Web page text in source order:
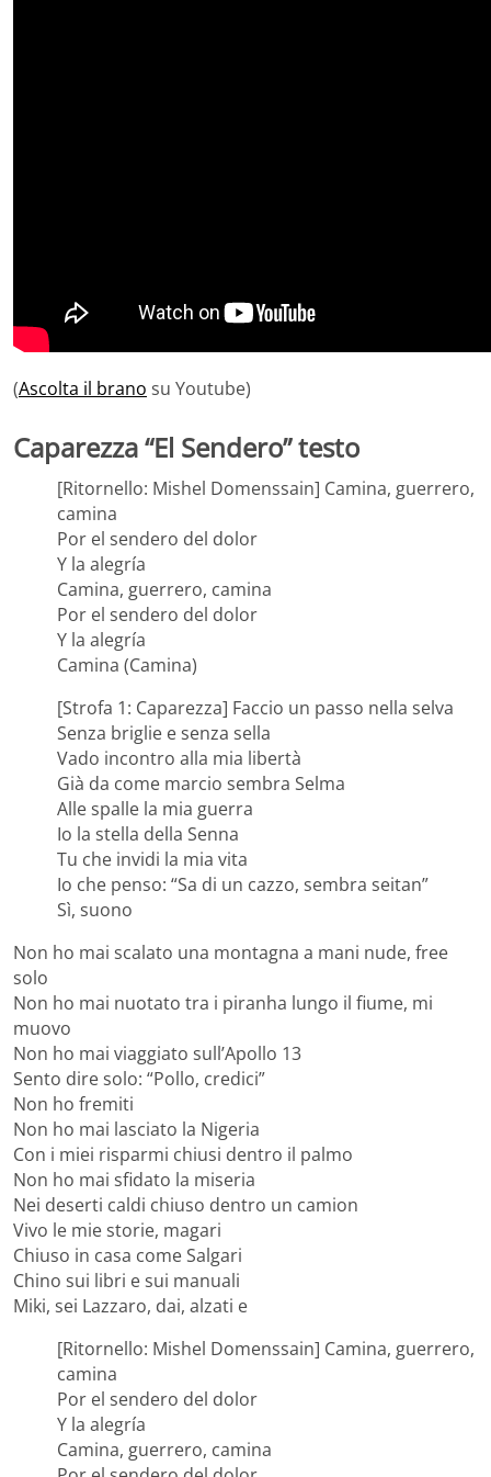
(Ascolta il brano su Youtube)
Caparezza “El Sendero” testo
[Ritornello: Mishel Domenssain] Camina, guerrero,
camina
Por el sendero del dolor
Y la alegría
Camina, guerrero, camina
Por el sendero del dolor
Y la alegría
Camina (Camina)
[Strofa 1: Caparezza] Faccio un passo nella selva
Senza briglie e senza sella
Vado incontro alla mia libertà
Già da come marcio sembra Selma
Alle spalle la mia guerra
Io la stella della Senna
Tu che invidi la mia vita
Io che penso: “Sa di un cazzo, sembra seitan”
Sì, suono
Non ho mai scalato una montagna a mani nude, free
solo
Non ho mai nuotato tra i piranha lungo il fiume, mi
muovo
Non ho mai viaggiato sull’Apollo 13
Sento dire solo: “Pollo, credici”
Non ho fremiti
Non ho mai lasciato la Nigeria
Con i miei risparmi chiusi dentro il palmo
Non ho mai sfidato la miseria
Nei deserti caldi chiuso dentro un camion
Vivo le mie storie, magari
Chiuso in casa come Salgari
Chino sui libri e sui manuali
Miki, sei Lazzaro, dai, alzati e
[Ritornello: Mishel Domenssain] Camina, guerrero,
camina
Por el sendero del dolor
Y la alegría
Camina, guerrero, camina